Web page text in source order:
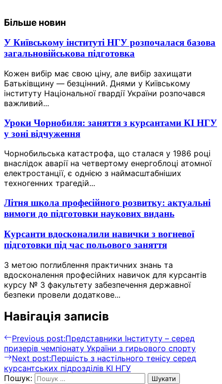
Більше новин
У Київському інституті НГУ розпочалася базова
загальновійськова підготовка
Кожен вибір має свою ціну, але вибір захищати
Батьківщину — безцінний. Днями у Київському
інституту Національної гвардії України розпочався
важливий...
Уроки Чорнобиля: заняття з курсантами КІ НГУ
у зоні відчуження
Чорнобильська катастрофа, що сталася у 1986 році
внаслідок аварії на четвертому енергоблоці атомної
електростанції, є однією з наймасштабніших
техногенних трагедій...
Літня школа професійного розвитку: актуальні
вимоги до підготовки наукових видань
Курсанти вдосконалили навички з вогневої
підготовки під час польового заняття
З метою поглиблення практичних знань та
вдосконалення професійних навичок для курсантів
курсу № 3 факультету забезпечення державної
безпеки провели додаткове...
Навігація записів
Previous post:Представники Інституту – серед
призерів чемпіонату України з гирьового спорту
Next post:Першість з настільного тенісу серед
курсантських підрозділів КІ НГУ
Пошук: